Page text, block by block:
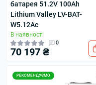
батарея 51.2V 100Ah
Lithium Valley LV-BAT-
W5.12Ac
В наявності
0
70 197 ₴
РЕКОМЕНДУЄМО